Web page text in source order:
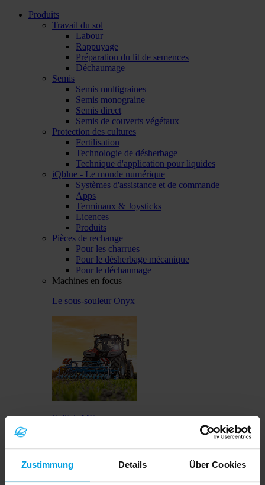
Zustimmung Details Über Cookies
Produits
Travail du sol
Labour
Rappuyage
Préparation du lit de semences
Déchaumage
Semis
Semis multigraines
Semis monograine
Semis direct
Semis de couverts végétaux
Protection des cultures
Fertilisation
Technologie de désherbage
Technique d'application pour liquides
iQblue - Le monde numérique
Systèmes d'assistance et de commande
Apps
Terminaux & Joysticks
Licences
Produits
Pièces de rechange
Pour les charrues
Pour le désherbage mécanique
Pour le déchaumage
Machines en focus
Le sous-souleur Onyx
Solitair MF